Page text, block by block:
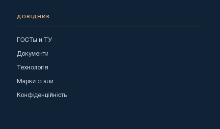
ДОВІДНИК
ГОСТы и ТУ
Документи
Технологія
Марки стали
Конфіденційність